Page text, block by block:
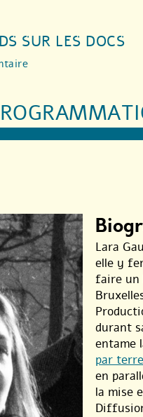
SUR LES DOCS
Lara
elle y
faire un
durant
entame
par
en
la mise